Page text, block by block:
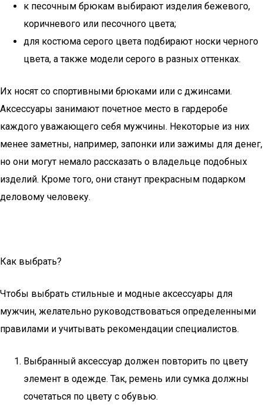
к песочным брюкам выбирают изделия бежевого,
коричневого или песочного цвета;
для костюма серого цвета подбирают носки черного
цвета, а также модели серого в разных оттенках.
Их носят со спортивными брюками или с джинсами.
Аксессуары занимают почетное место в гардеробе
каждого уважающего себя мужчины. Некоторые из них
менее заметны, например, запонки или зажимы для денег,
но они могут немало рассказать о владельце подобных
изделий. Кроме того, они станут прекрасным подарком
деловому человеку.
Как выбрать?
Чтобы выбрать стильные и модные аксессуары для
мужчин, желательно руководствоваться определенными
правилами и учитывать рекомендации специалистов.
Выбранный аксессуар должен повторить по цвету
элемент в одежде. Так, ремень или сумка должны
сочетаться по цвету с обувью.